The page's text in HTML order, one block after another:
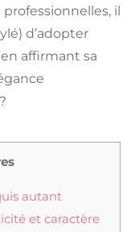
il
d’adopter
affirmant sa
autant
et caractère